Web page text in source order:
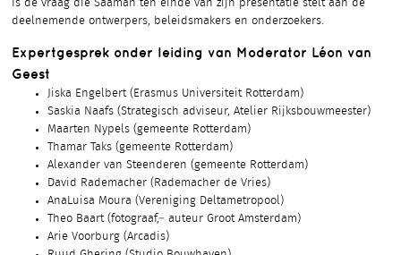
Is de vraag die Saaman ten einde van zijn presentatie stelt aan de
deelnemende ontwerpers, beleidsmakers en onderzoekers.
Expertgesprek onder leiding van Moderator Léon van
Geest
Jiska Engelbert (Erasmus Universiteit Rotterdam)
Saskia Naafs (Strategisch adviseur, Atelier Rijksbouwmeester)
Maarten Nypels (gemeente Rotterdam)
Thamar Taks (gemeente Rotterdam)
Alexander van Steenderen (gemeente Rotterdam)
David Rademacher (Rademacher de Vries)
AnaLuisa Moura (Vereniging Deltametropool)
Theo Baart (fotograaf,– auteur Groot Amsterdam)
Arie Voorburg (Arcadis)